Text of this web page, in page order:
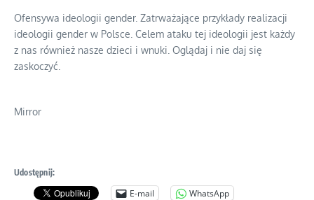
Ofensywa ideologii gender. Zatrważające przykłady realizacji
ideologii gender w Polsce. Celem ataku tej ideologii jest każdy
z nas również nasze dzieci i wnuki. Oglądaj i nie daj się
zaskoczyć.
Mirror
Udostępnij:
E-mail WhatsApp